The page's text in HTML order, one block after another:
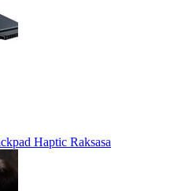
Haptic Raksasa